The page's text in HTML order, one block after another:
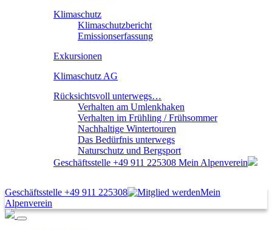
Klimaschutz
Klimaschutzbericht
Emissionserfassung
Exkursionen
Klimaschutz AG
Rücksichtsvoll unterwegs…
Verhalten am Umlenkhaken
Verhalten im Frühling / Frühsommer
Nachhaltige Wintertouren
Das Bedürfnis unterwegs
Naturschutz und Bergsport
Geschäftsstelle +49 911 225308 Mein Alpenverein
Geschäftsstelle +49 911 225308
Mein
Alpenverein